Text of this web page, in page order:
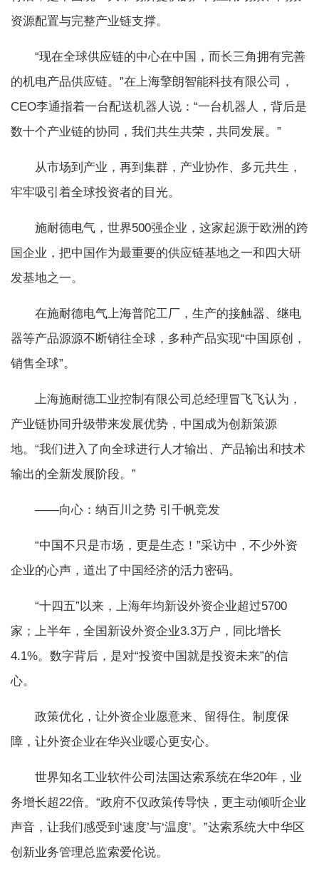
资源配置与完整产业链支撑。
“现在全球供应链的中心在中国，而长三角拥有完善
的机电产品供应链。”在上海擎朗智能科技有限公司，
CEO李通指着一台配送机器人说：“一台机器人，背后是
数十个产业链的协同，我们共生共荣，共同发展。”
从市场到产业，再到集群，产业协作、多元共生，
牢牢吸引着全球投资者的目光。
施耐德电气，世界500强企业，这家起源于欧洲的跨
国企业，把中国作为最重要的供应链基地之一和四大研
发基地之一。
在施耐德电气上海普陀工厂，生产的接触器、继电
器等产品源源不断销往全球，多种产品实现“中国原创，
销售全球”。
上海施耐德工业控制有限公司总经理冒飞飞认为，
产业链协同升级带来发展优势，中国成为创新策源
地。“我们进入了向全球进行人才输出、产品输出和技术
输出的全新发展阶段。”
——向心：纳百川之势 引千帆竞发
“中国不只是市场，更是生态！”采访中，不少外资
企业的心声，道出了中国经济的活力密码。
“十四五”以来，上海年均新设外资企业超过5700
家；上半年，全国新设外资企业3.3万户，同比增长
4.1%。数字背后，是对“投资中国就是投资未来”的信
心。
政策优化，让外资企业愿意来、留得住。制度保
障，让外资企业在华兴业暖心更安心。
世界知名工业软件公司法国达索系统在华20年，业
务增长超22倍。“政府不仅政策传导快，更主动倾听企业
声音，让我们感受到‘速度’与‘温度’。”达索系统大中华区
创新业务管理总监索爱伦说。